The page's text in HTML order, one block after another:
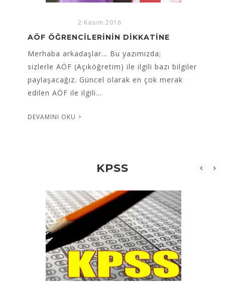
2 Kasım 2016
AÖF İNGİLİZCE,AÖF ALMANCA,AÖF
00AÖF İNGİLİZCE AÖF ALMANCA AÖF
FRANSIZCA ÖZEL DERS00 Arkadaşlar; özellikle şu
dönemde, AÖF adına farkındayız ki özel
KPSS